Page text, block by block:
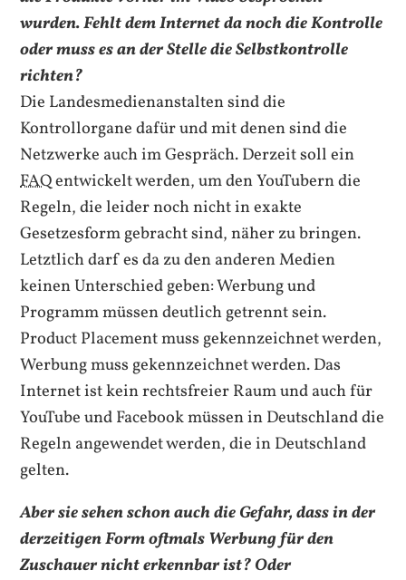
wurden. Fehlt dem Internet da noch die Kontrolle
oder muss es an der Stelle die Selbstkontrolle
richten?
Die Landesmedienanstalten sind die
Kontrollorgane dafür und mit denen sind die
Netzwerke auch im Gespräch. Derzeit soll ein
FAQentwickelt werden, um denYouTuberndie
Regeln, die leider noch nicht in exakte
Gesetzesform gebracht sind, näher zu bringen.
Letztlich darf es da zu den anderen Medien
keinen Unterschied geben: Werbung und
Programm müssen deutlich getrennt sein.
Product Placementmuss gekennzeichnet werden,
Werbung muss gekennzeichnet werden. Das
Internet ist kein rechtsfreier Raum und auch für
YouTubeundFacebookmüssen in Deutschland die
Regeln angewendet werden, die in Deutschland
gelten.
Aber sie sehen schon auch die Gefahr, dass in der
derzeitigen Form oftmals Werbung für den
Zuschauer nicht erkennbar ist? Oder